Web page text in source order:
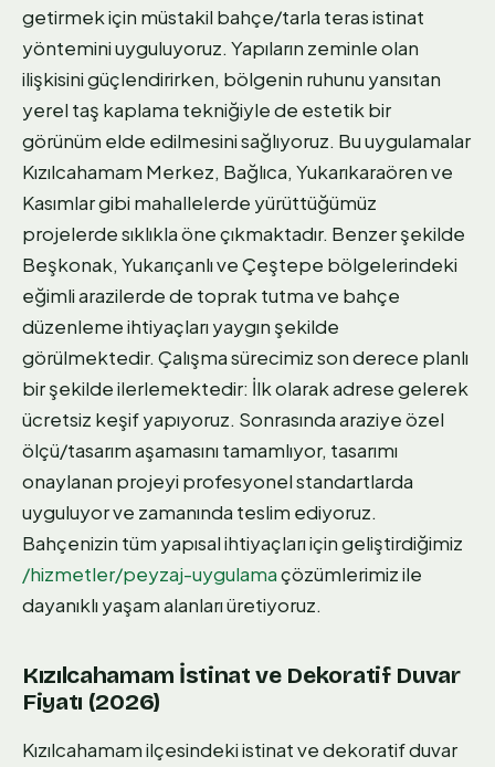
getirmek için müstakil bahçe/tarla teras istinat
yöntemini uyguluyoruz. Yapıların zeminle olan
ilişkisini güçlendirirken, bölgenin ruhunu yansıtan
yerel taş kaplama tekniğiyle de estetik bir
görünüm elde edilmesini sağlıyoruz. Bu uygulamalar
Kızılcahamam Merkez, Bağlıca, Yukarıkaraören ve
Kasımlar gibi mahallelerde yürüttüğümüz
projelerde sıklıkla öne çıkmaktadır. Benzer şekilde
Beşkonak, Yukarıçanlı ve Çeştepe bölgelerindeki
eğimli arazilerde de toprak tutma ve bahçe
düzenleme ihtiyaçları yaygın şekilde
görülmektedir. Çalışma sürecimiz son derece planlı
bir şekilde ilerlemektedir: İlk olarak adrese gelerek
ücretsiz keşif yapıyoruz. Sonrasında araziye özel
ölçü/tasarım aşamasını tamamlıyor, tasarımı
onaylanan projeyi profesyonel standartlarda
uyguluyor ve zamanında teslim ediyoruz.
Bahçenizin tüm yapısal ihtiyaçları için geliştirdiğimiz
/hizmetler/peyzaj-uygulamaçözümlerimiz ile
dayanıklı yaşam alanları üretiyoruz.
Kızılcahamam İstinat ve Dekoratif Duvar
Fiyatı (2026)
Kızılcahamam ilçesindeki istinat ve dekoratif duvar